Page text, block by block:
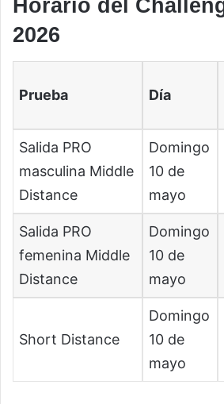
Horario del
2026
Prueba Día
Salida PRO
masculina Middle
Distance
Domingo
10 de
mayo
Salida PRO
femenina Middle
Distance
Domingo
10 de
mayo
Short Distance
Domingo
10 de
mayo